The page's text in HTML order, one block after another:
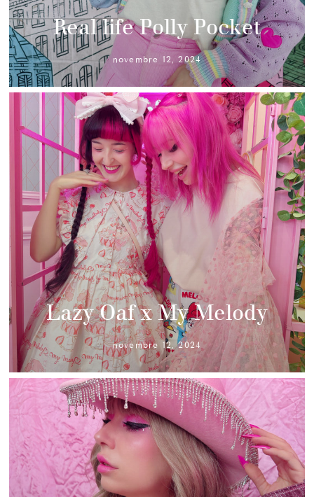
Real life Polly Pocket
novembre 12, 2024
Lazy Oaf x My Melody
novembre 12, 2024